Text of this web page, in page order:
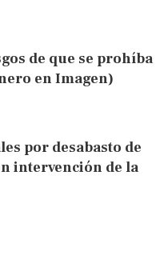
de que se prohíba
en Imagen)
por desabasto de
intervención de la